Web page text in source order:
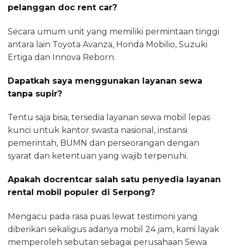
pelanggan doc rent car?
Secara umum unit yang memiliki permintaan tinggi
antara lain Toyota Avanza, Honda Mobilio, Suzuki
Ertiga dan Innova Reborn.
Dapatkah saya menggunakan layanan sewa
tanpa supir?
Tentu saja bisa, tersedia layanan sewa mobil lepas
kunci untuk kantor swasta nasional, instansi
pemerintah, BUMN dan perseorangan dengan
syarat dan ketentuan yang wajib terpenuhi.
Apakah docrentcar salah satu penyedia layanan
rental mobil populer di Serpong?
Mengacu pada rasa puas lewat testimoni yang
diberikan sekaligus adanya mobil 24 jam, kami layak
memperoleh sebutan sebagai perusahaan Sewa